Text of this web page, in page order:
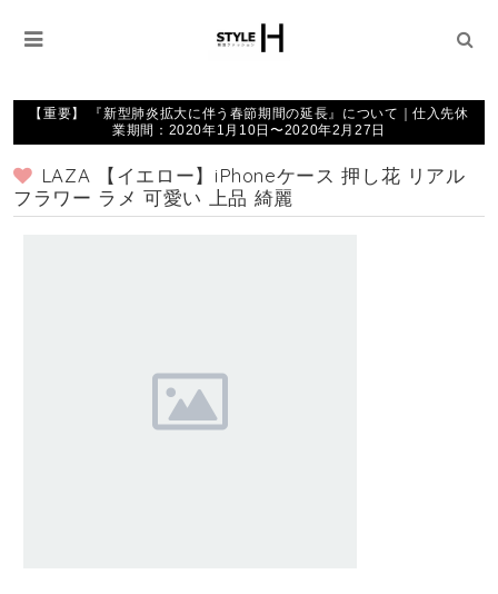
【重要】 『新型肺炎拡大に伴う春節期間の延長』について｜仕入先休
業期間：2020年1月10日〜2020年2月27日
LAZA 【イエロー】iPhoneケース 押し花 リアル
フラワー ラメ 可愛い 上品 綺麗